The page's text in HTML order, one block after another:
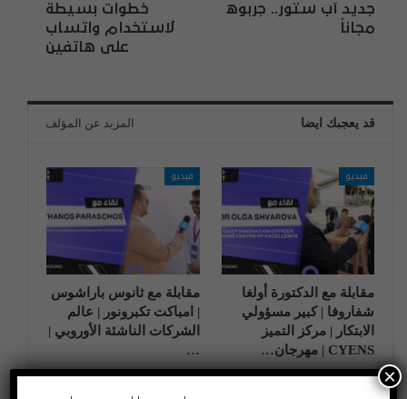
جديد آب ستور.. جربوه
مجاناً
خطوات بسيطة
لاستخدام واتساب
على هاتفين
قد يعجبك ايضا المزيد عن المؤلف
فيديو
مقابلة مع الدكتورة أولغا
شفاروفا | كبير مسؤولي
الابتكار | مركز التميز
CYENS | مهرجان…
فيديو
مقابلة مع ثانوس باراشوس
| امباكت تكبرونور | عالم
الشركات الناشئة الأوروبي |
…
×